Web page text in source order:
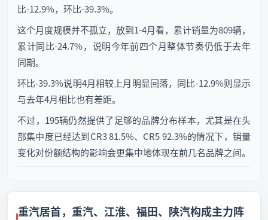
比-12.9%，环比-39.3%。
这个月度规模并不孤立，放到1-4月看，累计销量为809辆，
累计同比-24.7%，说明今年前四个月整体节奏仍低于去年
同期。
环比-39.3%说明4月相较上月明显回落，同比-12.9%则显示
与去年4月相比也有差距。
不过，195辆仍然提供了足够的品牌分布样本，尤其是在头
部集中度已经达到CR3 81.5%、CR5 92.3%的情况下，销量
变化对份额结构的影响会更集中地体现在前几名品牌之间。
重汽居首，重汽、江淮、福田、陕汽构成主力阵